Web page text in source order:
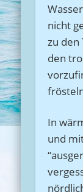
nicht
zu den
den
In
und